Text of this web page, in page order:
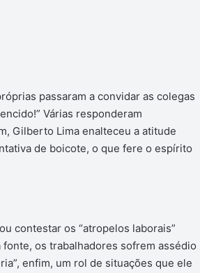
passaram a convidar as colegas
Várias responderam
Gilberto Lima enalteceu a atitude
de boicote, o que fere o espírito
contestar os “atropelos laborais”
os trabalhadores sofrem assédio
enfim, um rol de situações que ele